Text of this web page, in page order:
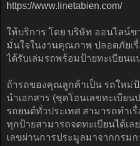
https://www.linetabien.com/
ให้บริการ โดย บริษัท ออนไลน์ข
มั่นใจในงานคุณภาพ ปลอดภัยเรื่
ได้รับเล่มรถพร้อมป้ายทะเบียน
ถ้ารถของคุณลูกค้าเป็น รถใหม่ป้
นำเอกสาร (ชุดโอนเลขทะเบีย
รถยนต์ทั่วประเทศ สามารถทำเ
ทุกป้ายสามารถจดทะเบียนได้เ
เลขผ่านการประมูลมาจากกรม